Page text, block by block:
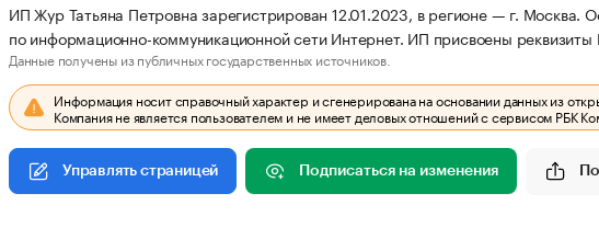
ИП Жур Татьяна Петровна зарегистрирован 12.01.2023, в регионе — г. Москва.
по информационно-коммуникационной сети Интернет. ИП присвоены
Данные получены из публичных государственных источников.
Информация носит справочный характер и сгенерирована на основании данных из
Компания не является пользователем и не имеет деловых отношений с сервисом РБК
Управлять страницей Подписаться на изменения